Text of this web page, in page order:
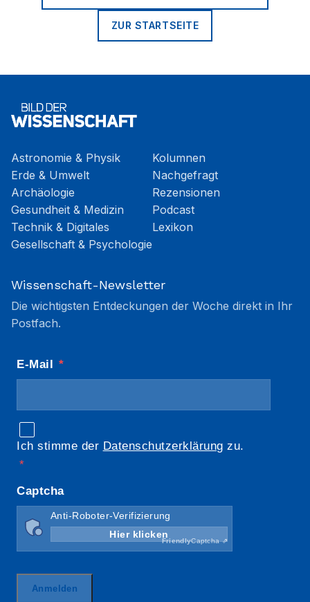
ZUR STARTSEITE
Astronomie & Physik
Erde & Umwelt
Archäologie
Gesundheit & Medizin
Technik & Digitales
Gesellschaft & Psychologie
Kolumnen
Nachgefragt
Rezensionen
Podcast
Lexikon
Wissenschaft-Newsletter
Die wichtigsten Entdeckungen der Woche direkt in Ihr
Postfach.